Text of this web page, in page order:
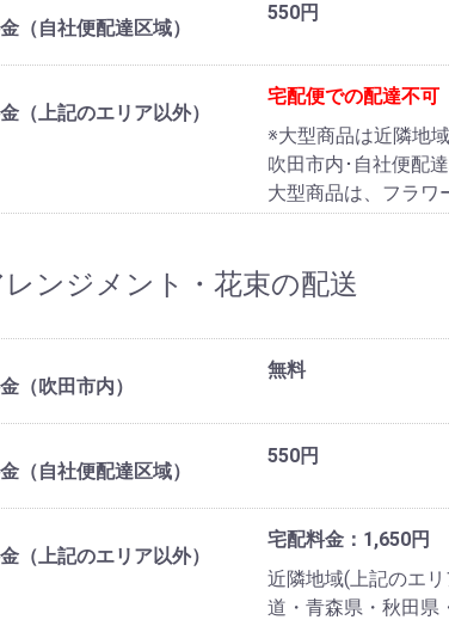
（自社便配達区域）
550円
（上記のエリア以外）
宅配便での配達不可
※大型商品は近隣地
吹田市内･自社便配
大型商品は、フラワ
ンジメント・花束の配送
（吹田市内）
無料
（自社便配達区域）
550円
（上記のエリア以外）
宅配料金：1,650円
近隣地域(上記のエ
道・青森県・秋田県